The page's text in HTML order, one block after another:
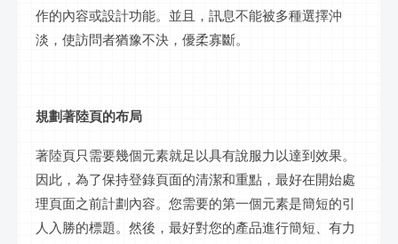
作的內容或設計功能。並且，訊息不能被多種選擇沖
淡，使訪問者猶豫不決，優柔寡斷。
規劃著陸頁的布局
著陸頁只需要幾個元素就足以具有說服力以達到效果。
因此，為了保持登錄頁面的清潔和重點，最好在開始處
理頁面之前計劃內容。您需要的第一個元素是簡短的引
人入勝的標題。然後，最好對您的產品進行簡短、有力